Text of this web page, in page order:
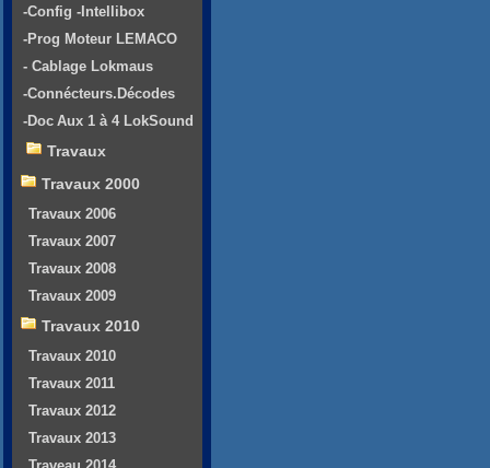
-Config -Intellibox
-Prog Moteur LEMACO
- Cablage Lokmaus
-Connécteurs.Décodes
-Doc Aux 1 à 4 LokSound
Travaux
Travaux 2000
Travaux 2006
Travaux 2007
Travaux 2008
Travaux 2009
Travaux 2010
Travaux 2010
Travaux 2011
Travaux 2012
Travaux 2013